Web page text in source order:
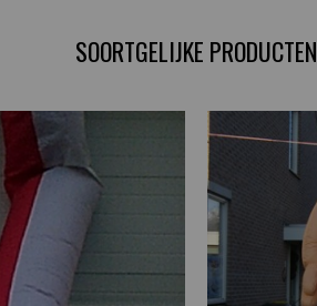
SOORTGELIJKE PRODUCTEN